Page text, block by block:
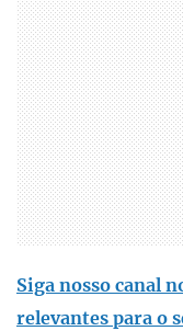
Siga nosso canal
relevantes para o